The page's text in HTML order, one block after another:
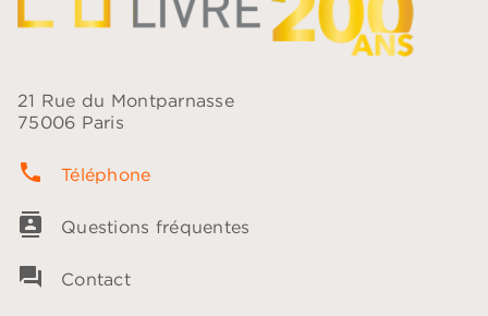
21 Rue du Montparnasse
75006 Paris
phone Téléphone
contacts Questions fréquentes
question_answer Contact